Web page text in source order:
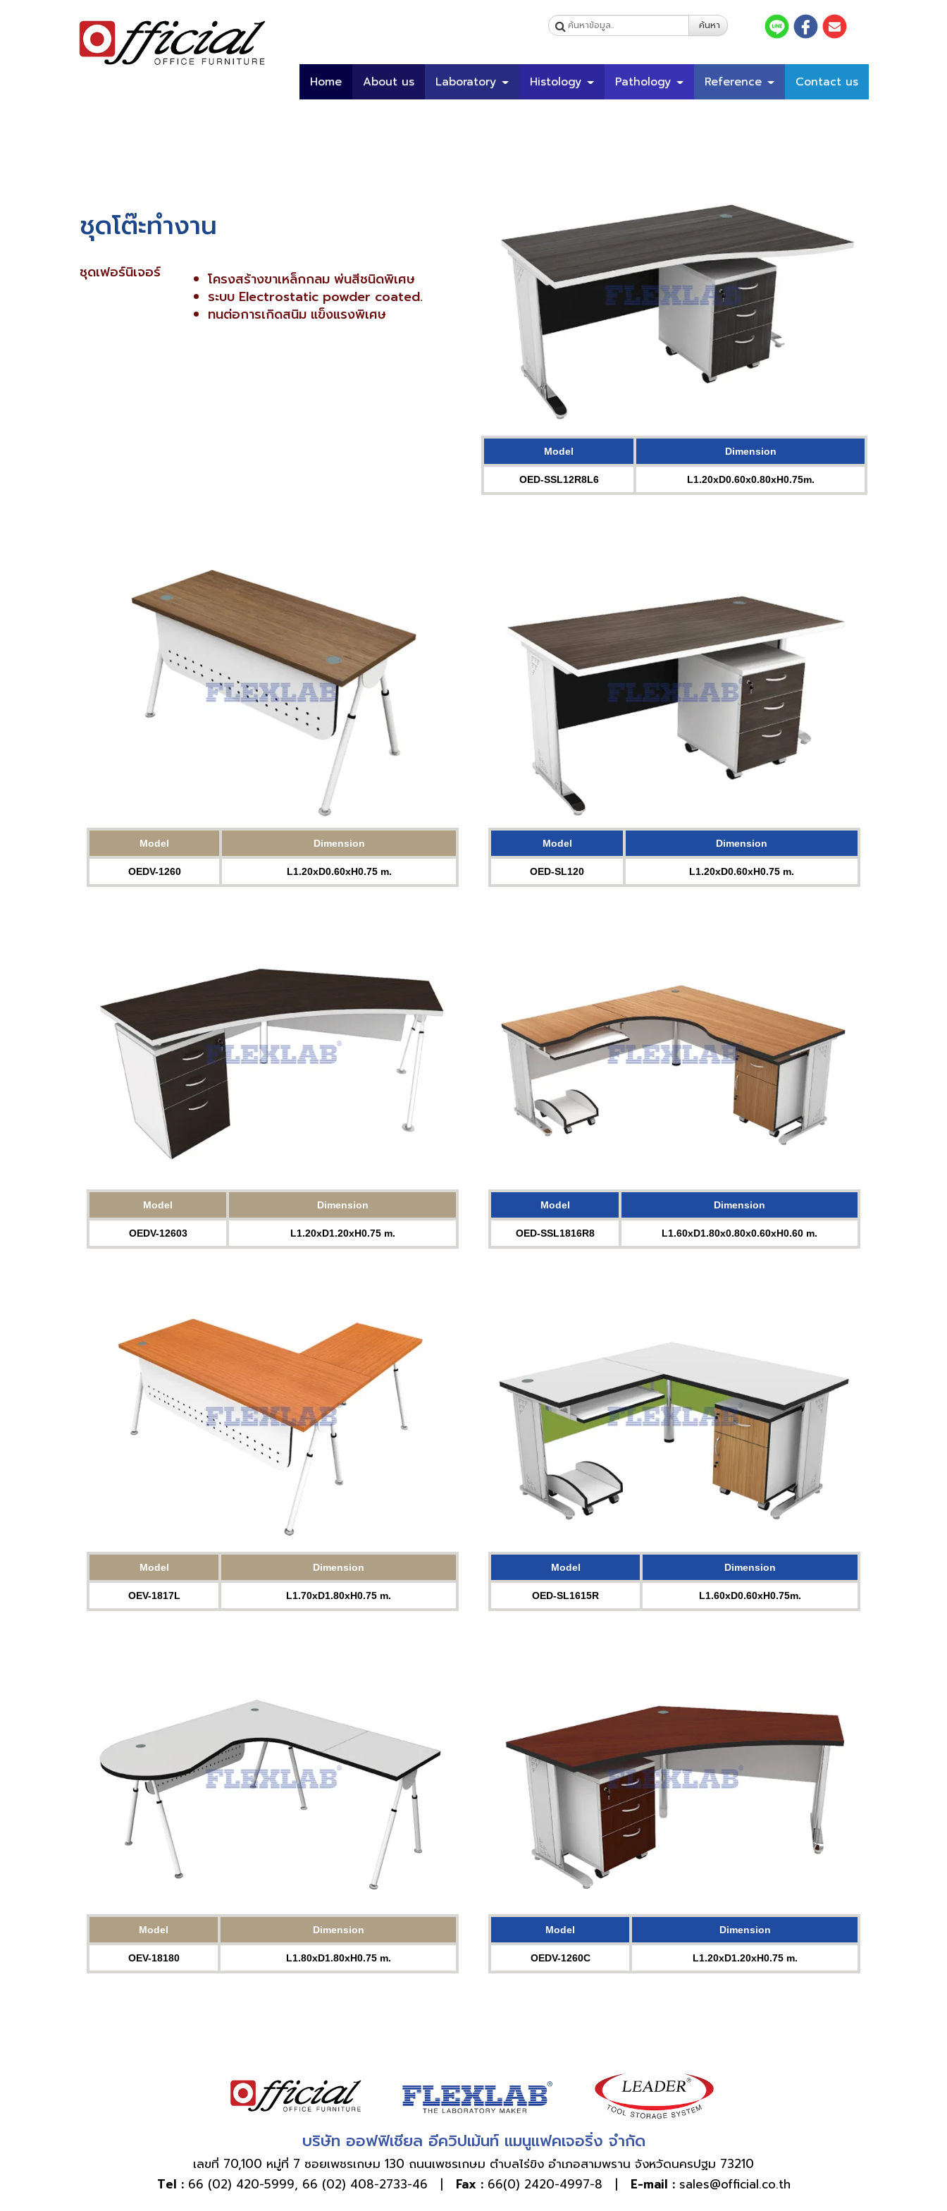
Home About us Laboratory Histology Pathology Reference Contact us
ค้นหา
ชุดโต๊ะทำงาน
ชุดเฟอร์นิเจอร์
โครงสร้างขาเหล็กกลม พ่นสีชนิดพิเศษ
ระบบ Electrostatic powder coated.
ทนต่อการเกิดสนิม แข็งแรงพิเศษ
Model Dimension
OED-SSL12R8L6 L1.20xD0.60x0.80xH0.75m.
Model Dimension
OEDV-1260 L1.20xD0.60xH0.75 m.
Model Dimension
OEDV-12603 L1.20xD1.20xH0.75 m.
Model Dimension
OEV-1817L L1.70xD1.80xH0.75 m.
Model Dimension
OEV-18180 L1.80xD1.80xH0.75 m.
Model Dimension
OED-SL120 L1.20xD0.60xH0.75 m.
Model Dimension
OED-SSL1816R8 L1.60xD1.80x0.80x0.60xH0.60 m.
Model Dimension
OED-SL1615R L1.60xD0.60xH0.75m.
Model Dimension
OEDV-1260C L1.20xD1.20xH0.75 m.
บริษัท ออฟฟิเชียล อีควิปเม้นท์ แมนูแฟคเจอริ่ง จำกัด
เลขที่ 70,100 หมู่ที่ 7 ซอยเพชรเกษม 130 ถนนเพชรเกษม ตำบลไร่ขิง อำเภอสามพราน จังหวัดนครปฐม 73210
Tel : 66 (02) 420-5999, 66 (02) 408-2733-46 | Fax :66(0) 2420-4997-8 | E-mail : sales@official.co.th